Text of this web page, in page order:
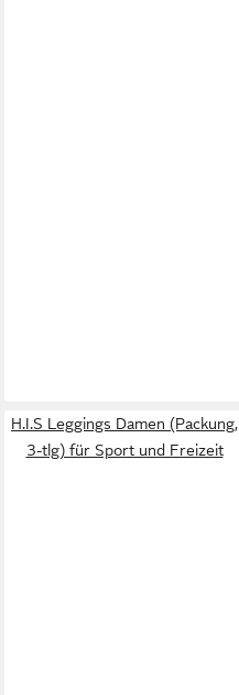
H.I.S Leggings Damen (Packung,
3-tlg) für Sport und Freizeit